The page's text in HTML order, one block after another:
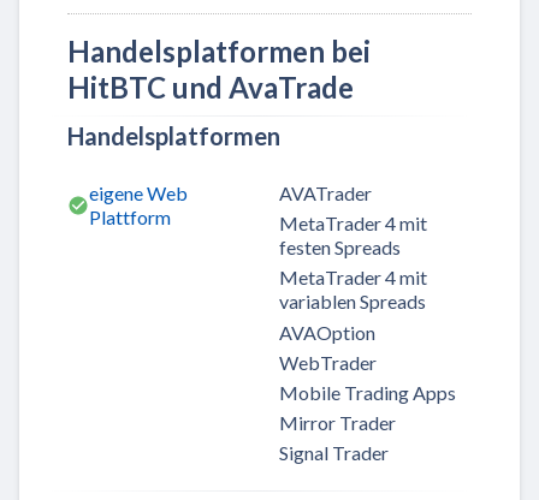
Handelsplatformen bei
HitBTC und AvaTrade
Handelsplatformen
eigene Web
Plattform
AVATrader
MetaTrader 4 mit
festen Spreads
MetaTrader 4 mit
variablen Spreads
AVAOption
WebTrader
Mobile Trading Apps
Mirror Trader
Signal Trader